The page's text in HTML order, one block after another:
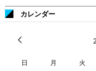
カレンダー
日 月 火